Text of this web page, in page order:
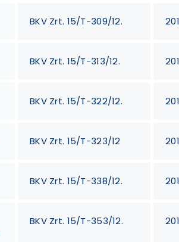
BKV Zrt. 15/T-309/12.
BKV Zrt. 15/T-313/12.
BKV Zrt. 15/T-322/12.
BKV Zrt. 15/T-323/12
BKV Zrt. 15/T-338/12.
BKV Zrt. 15/T-353/12.